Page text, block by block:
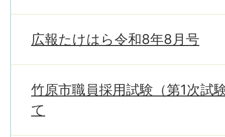
広報たけはら令和8年8月号
竹原市職員採用試験（第1次試
て